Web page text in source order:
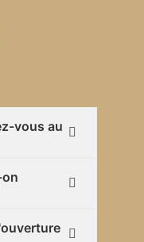
vous au